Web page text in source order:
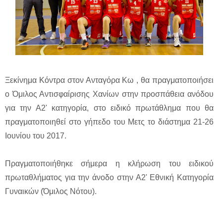
Ξεκίνημα Κόντρα στον Ανταγόρα Κω , θα πραγματοποιήσει
ο Όμιλος Αντισφαίρισης Χανίων στην προσπάθεια ανόδου
για την Α2' κατηγορία, στο ειδικό πρωτάθλημα που θα
πραγματοποιηθεί στο γήπεδο του Μετς το διάστημα 21-26
Ιουνίου του 2017.
Πραγματοποιήθηκε σήμερα η κλήρωση του ειδικού
πρωταθλήματος για την άνοδο στην Α2' Εθνική Κατηγορία
Γυναικών (Όμιλος Νότου).